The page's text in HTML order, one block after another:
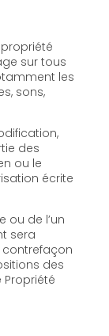
les
des
ou le
écrite
ou de l’un
sera
contrefaçon
des